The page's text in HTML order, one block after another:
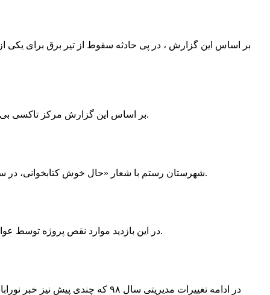
بر اساس این گزارش ، در پی حادثه سقوط از تیر برق برای یکی
بر اساس این گزارش مرکز تاکسی بی سیم ممسنی به دلیل نداشتن پروانه ی کسب به استناد ماده ی ۲۷ و ۲۸ قانون نظام صنفی با دستور مقام قضایی تا اطلاع ثانوی پلمپ گردید.
شهرستان رستم با شعار «حال خوش کتابخوانی، در سرزمین زرد طلایی رستم» و هماهنگی و همکاری همه دستگاه های فرهنگی و مردم آمادگی خود را برای نامزدی پایخت کتاب ایران اعلام کرد.
در این بازدید موارد نقص پروژه توسط عوامل فنی مشخص و جهت رفع نقص برای رسیدن به مرحله تجهیز کتابخانه به مهران ضرغامی واگذار گردید که در اسرع وقت کار تحویل گردد.
در ادامه تغییرات مدیریتی سال